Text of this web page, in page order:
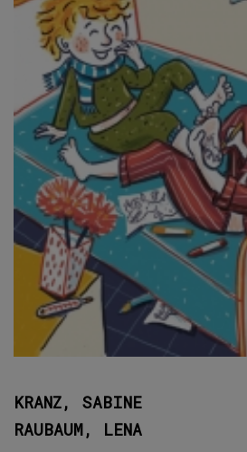
KRANZ, SABINE
RAUBAUM, LENA